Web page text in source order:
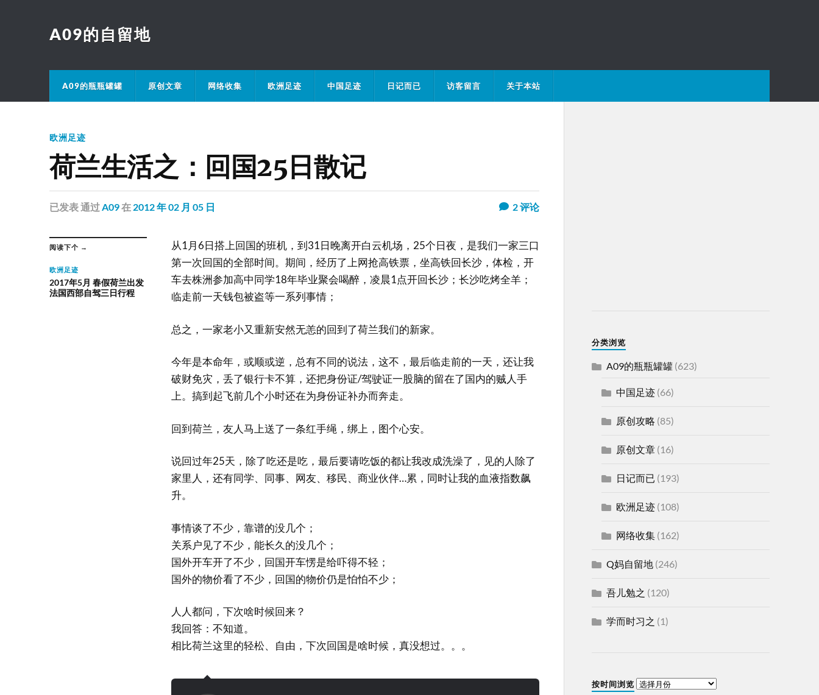
A09的自留地
A09的瓶瓶罐罐 原创文章 网络收集 欧洲足迹 中国足迹 日记而已 访客留言 关于本站
欧洲足迹
荷兰生活之：回国25日散记
已发表通过A09在 2012 年 02 月 05 日 2评论
阅读下个 →
欧洲足迹
2017年5月 春假荷兰出发
法国西部自驾三日行程
从1月6日搭上回国的班机，到31日晚离开白云机场，25个日夜，是我们一家三口
第一次回国的全部时间。期间，经历了上网抢高铁票，坐高铁回长沙，体检，开
车去株洲参加高中同学18年毕业聚会喝醉，凌晨1点开回长沙；长沙吃烤全羊；
临走前一天钱包被盗等一系列事情；
总之，一家老小又重新安然无恙的回到了荷兰我们的新家。
今年是本命年，或顺或逆，总有不同的说法，这不，最后临走前的一天，还让我
破财免灾，丢了银行卡不算，还把身份证/驾驶证一股脑的留在了国内的贼人手
上。搞到起飞前几个小时还在为身份证补办而奔走。
回到荷兰，友人马上送了一条红手绳，绑上，图个心安。
说回过年25天，除了吃还是吃，最后要请吃饭的都让我改成洗澡了，见的人除了
家里人，还有同学、同事、网友、移民、商业伙伴…累，同时让我的血液指数飙
升。
事情谈了不少，靠谱的没几个；
关系户见了不少，能长久的没几个；
国外开车开了不少，回国开车愣是给吓得不轻；
国外的物价看了不少，回国的物价仍是怕怕不少；
人人都问，下次啥时候回来？
我回答：不知道。
相比荷兰这里的轻松、自由，下次回国是啥时候，真没想过。。。
分类浏览
A09的瓶瓶罐罐(623)
中国足迹(66)
原创攻略 (85)
原创文章(16)
日记而已 (193)
欧洲足迹(108)
网络收集(162)
Q妈自留地(246)
吾儿勉之 (120)
学而时习之 (1)
按时间浏览